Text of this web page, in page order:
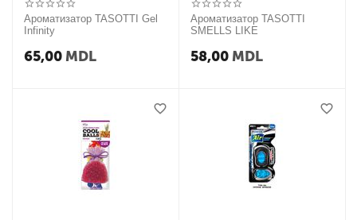
Ароматизатор TASOTTI Gel
Infinity
65,00 MDL
Ароматизатор TASOTTI
SMELLS LIKE
58,00 MDL